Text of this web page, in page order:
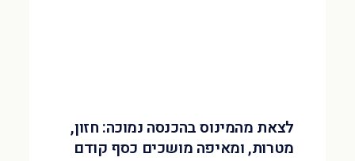
לצאת מהמינוס בהכנסה נמוכה: חזון,
מטרות, ומאיפה מושכים כסף קודם